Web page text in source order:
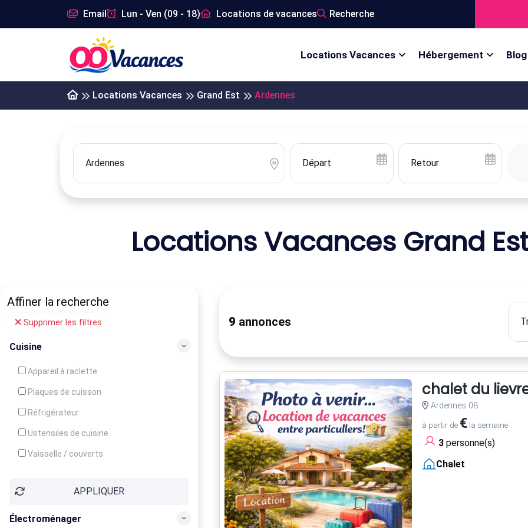
Email Lun - Ven (09 - 18) Locations de vacances Recherche
Locations Vacances Hébergement Blog
Locations Vacances Grand Est Ardennes
Locations Vacances Grand
Affiner la recherche
Supprimer les filtres
Cuisine
Appareil à raclette
Plaques de cuisson
Réfrigérateur
Ustensiles de cuisine
Vaisselle / couverts
Congélateur
APPLIQUER
Électroménager
9 annonces
chalet du
Ardennes 08
à partir de €la semaine
3personne(s)
Chalet